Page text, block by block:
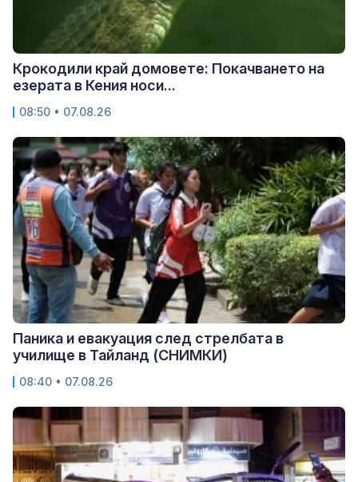
Крокодили край домовете: Покачването на
езерата в Кения носи...
08:50 • 07.08.26
Паника и евакуация след стрелбата в
училище в Тайланд (СНИМКИ)
08:40 • 07.08.26